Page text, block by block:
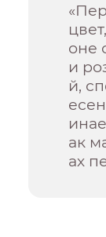
оне
и
й,
ак
ах